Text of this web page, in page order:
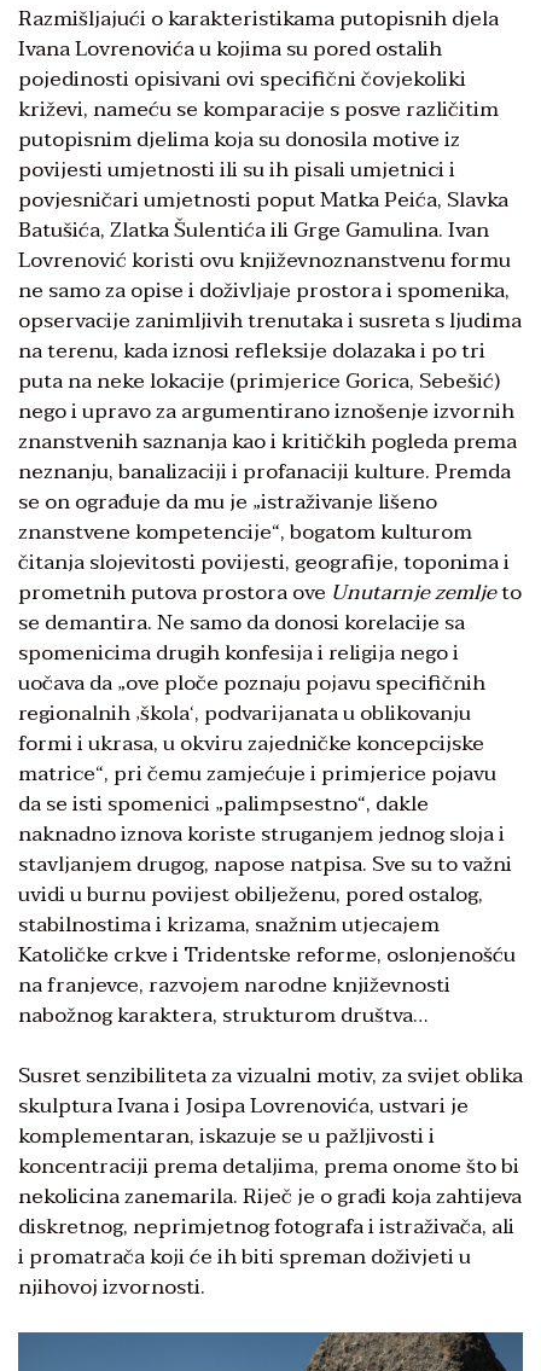
Razmišljajući o karakteristikama putopisnih djela
Ivana Lovrenovića u kojima su pored ostalih
pojedinosti opisivani ovi specifični čovjekoliki
križevi, nameću se komparacije s posve različitim
putopisnim djelima koja su donosila motive iz
povijesti umjetnosti ili su ih pisali umjetnici i
povjesničari umjetnosti poput Matka Peića, Slavka
Batušića, Zlatka Šulentića ili Grge Gamulina. Ivan
Lovrenović koristi ovu književnoznanstvenu formu
ne samo za opise i doživljaje prostora i spomenika,
opservacije zanimljivih trenutaka i susreta s ljudima
na terenu, kada iznosi refleksije dolazaka i po tri
puta na neke lokacije (primjerice Gorica, Sebešić)
nego i upravo za argumentirano iznošenje izvornih
znanstvenih saznanja kao i kritičkih pogleda prema
neznanju, banalizaciji i profanaciji kulture. Premda
se on ograđuje da mu je „istraživanje lišeno
znanstvene kompetencije“, bogatom kulturom
čitanja slojevitosti povijesti, geografije, toponima i
prometnih putova prostora ove Unutarnje zemljeto
se demantira. Ne samo da donosi korelacije sa
spomenicima drugih konfesija i religija nego i
uočava da „ove ploče poznaju pojavu specifičnih
regionalnih ‚škola‘, podvarijanata u oblikovanju
formi i ukrasa, u okviru zajedničke koncepcijske
matrice“, pri čemu zamjećuje i primjerice pojavu
da se isti spomenici „palimpsestno“, dakle
naknadno iznova koriste struganjem jednog sloja i
stavljanjem drugog, napose natpisa. Sve su to važni
uvidi u burnu povijest obilježenu, pored ostalog,
stabilnostima i krizama, snažnim utjecajem
Katoličke crkve i Tri­dentske reforme, oslonjenošću
na franjevce, razvojem narodne književnosti
nabožnog karaktera, strukturom društva…
Susret senzibiliteta za vizual­ni motiv, za svijet oblika
skulptura Ivana i Josipa Lovrenovića, ustvari je
komplementaran, iskazuje se u pažljivosti i
koncentraciji prema detaljima, prema onome što bi
ne­kolicina zanemarila. Riječ je o građi koja zahtijeva
diskretnog, neprim­jetnog fotografa i istraživača, ali
i promatrača koji će ih biti spreman doživjeti u
njihovoj izvornosti.